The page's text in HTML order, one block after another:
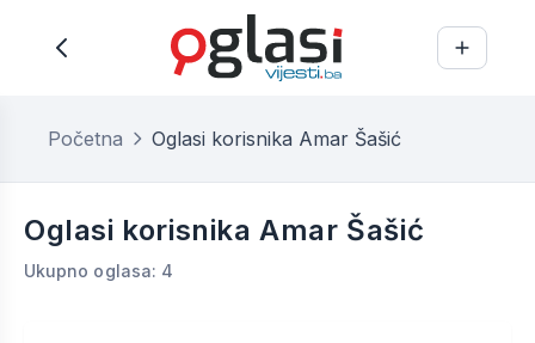
Početna Oglasi korisnika Amar Šašić
Oglasi korisnika Amar Šašić
Ukupno oglasa: 4